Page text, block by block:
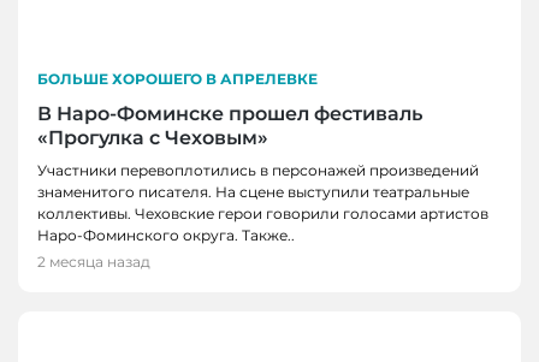
БОЛЬШЕ ХОРОШЕГО В АПРЕЛЕВКЕ
В Наро-Фоминске прошел фестиваль
«Прогулка с Чеховым»
Участники перевоплотились в персонажей произведений
знаменитого писателя. На сцене выступили театральные
коллективы. Чеховские герои говорили голосами артистов
Наро-Фоминского округа. Также..
2 месяца назад